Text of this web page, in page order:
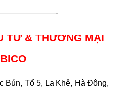
TƯ & THƯƠNG MẠI
Bún, Tổ 5, La Khê, Hà Đông,